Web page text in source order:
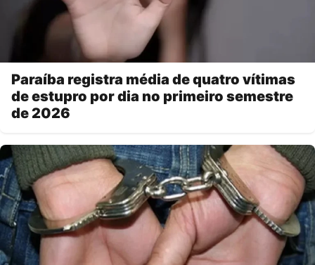
Paraíba registra média de quatro vítimas
de estupro por dia no primeiro semestre
de 2026